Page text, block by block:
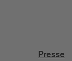
Presse